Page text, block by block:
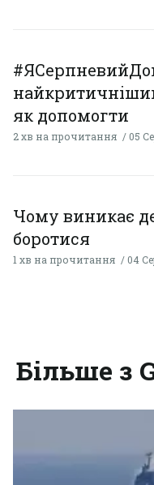
як допомогти
2 хв на прочитання 05
Чому виникає
боротися
1 хв на прочитання 04
Більше з